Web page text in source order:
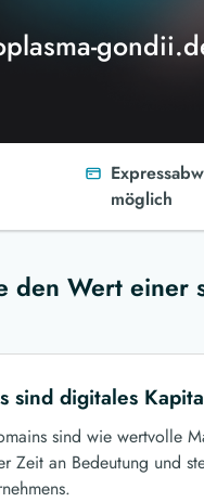
möglich
den Wert einer
sind digitales
sind wie wertvolle
Zeit an Bedeutung und